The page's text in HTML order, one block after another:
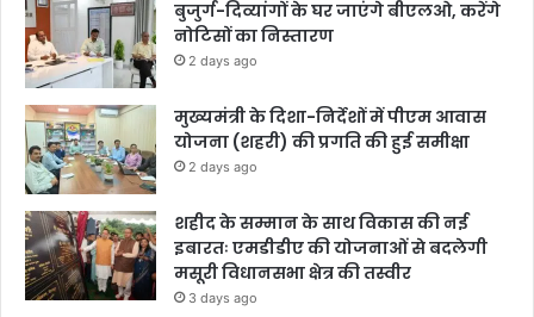
बुजुर्ग-दिव्यांगों के घर जाएंगे बीएलओ, करेंगे
नोटिसों का निस्तारण
2 days ago
मुख्यमंत्री के दिशा-निर्देशों में पीएम आवास
योजना (शहरी) की प्रगति की हुई समीक्षा
2 days ago
शहीद के सम्मान के साथ विकास की नई
इबारतः एमडीडीए की योजनाओं से बदलेगी
मसूरी विधानसभा क्षेत्र की तस्वीर
3 days ago